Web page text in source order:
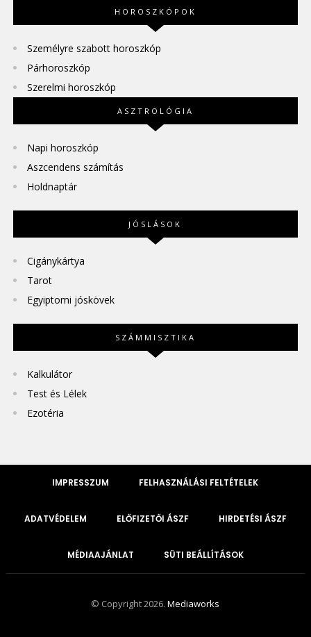
HOROSZKÓPOK
Személyre szabott horoszkóp
Párhoroszkóp
Szerelmi horoszkóp
ASZTROLÓGIA
Napi horoszkóp
Aszcendens számítás
Holdnaptár
JÓSLÁSOK
Cigánykártya
Tarot
Egyiptomi jóskövek
SZÁMMISZTIKA
Kalkulátor
Test és Lélek
Ezotéria
IMPRESSZUM FELHASZNÁLÁSI FELTÉTELEK
ADATVÉDELEM ELŐFIZETŐI ÁSZF HIRDETÉSI ÁSZF
MÉDIAAJÁNLAT SÜTI BEÁLLÍTÁSOK
© Copyright 2026.Mediaworks